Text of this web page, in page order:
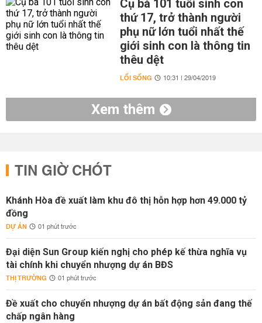
Cụ bà 101 tuổi sinh con
thứ 17, trở thành người
phụ nữ lớn tuổi nhất thế
giới sinh con là thông tin
thêu dệt
LỐI SỐNG 10:31 | 29/04/2019
Xem thêm
TIN GIỜ CHÓT
Khánh Hòa đề xuất làm khu đô thị hỗn hợp hơn 49.000 tỷ
đồng
DỰ ÁN 01 phút trước
Đại diện Sun Group kiến nghị cho phép kế thừa nghĩa vụ
tài chính khi chuyển nhượng dự án BĐS
THỊ TRƯỜNG 01 phút trước
Đề xuất cho chuyển nhượng dự án bất động sản đang thế
chấp ngân hàng